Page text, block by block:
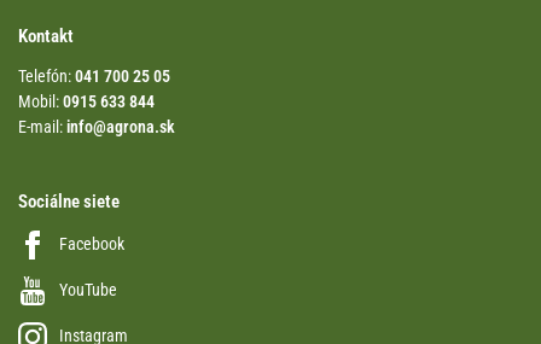
Kontakt
Telefón:041 700 25 05
Mobil:0915 633 844
E-mail:info@agrona.sk
Sociálne siete
Facebook
YouTube
Instagram